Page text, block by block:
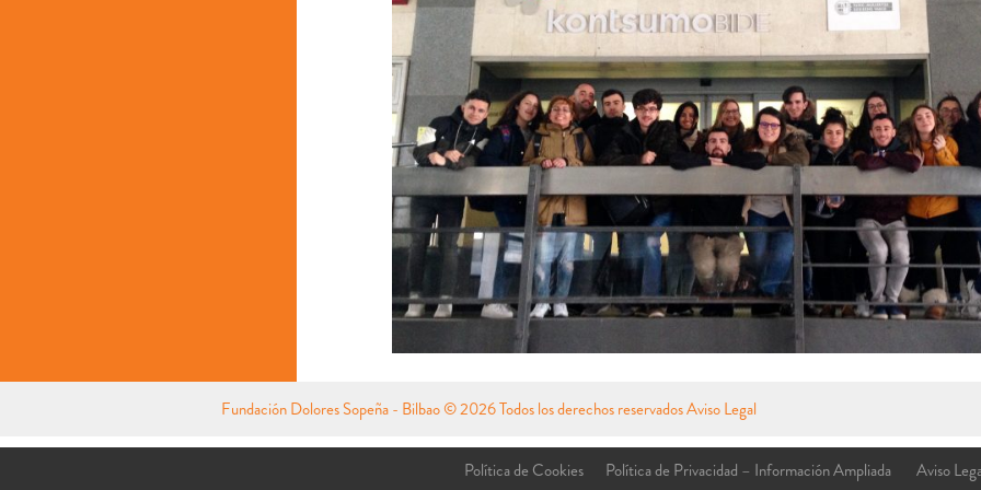
Fundación Dolores Sopeña - Bilbao© 2026 Todos los derechos reservadosAviso Legal
Política de Cookies Política de Privacidad – Información Ampliada Aviso